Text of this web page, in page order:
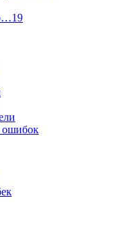
19
ошибок